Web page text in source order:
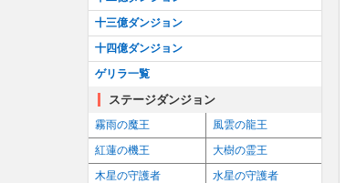
十三億ダンジョン
十四億ダンジョン
ゲリラ一覧
ステージダンジョン
霧雨の魔王
風雲の龍王
紅蓮の機王
大樹の霊王
木星の守護者
水星の守護者